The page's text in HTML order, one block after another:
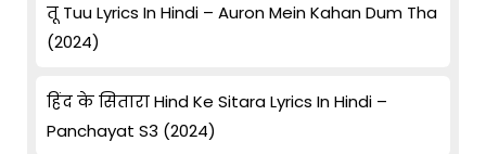
तू Tuu Lyrics In Hindi – Auron Mein Kahan Dum Tha
(2024)
हिंद के सितारा Hind Ke Sitara Lyrics In Hindi –
Panchayat S3 (2024)